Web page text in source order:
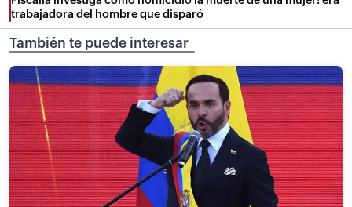
trabajadora del hombre que disparó
También te puede interesar